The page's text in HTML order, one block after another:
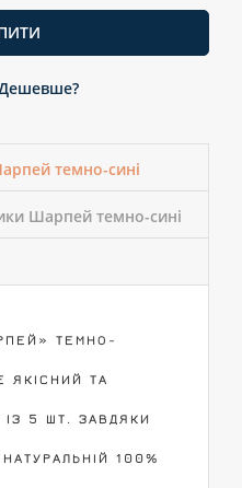
темно-сині
Шарпей темно-сині
ТЕМНО-
ЯКІСНИЙ ТА
5 ШТ. ЗАВДЯКИ
100%